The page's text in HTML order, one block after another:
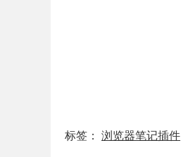
标签： 浏览器笔记插件